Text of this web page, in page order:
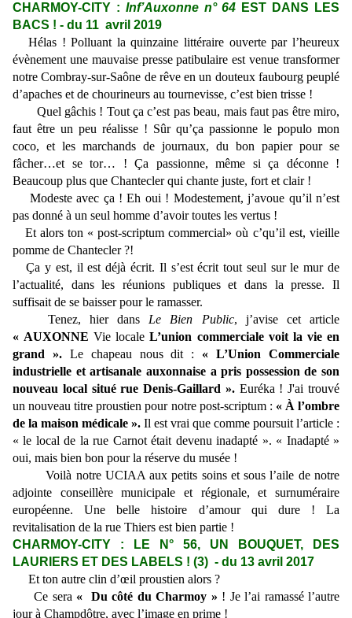
CHARMOY-CITY : Inf’Auxonne n° 64 EST DANS LES
BACS ! - du 11 avril 2019
Hélas ! Polluant la quinzaine littéraire ouverte par l’heureux
évènement une mauvaise presse patibulaire est venue transformer
notre Combray-sur-Saône de rêve en un douteux faubourg peuplé
d’apaches et de chourineurs au tournevisse, c’est bien trisse !
Quel gâchis ! Tout ça c’est pas beau, mais faut pas être miro,
faut être un peu réalisse ! Sûr qu’ça passionne le populo mon
coco, et les marchands de journaux, du bon papier pour se
fâcher…et se tor… ! Ça passionne, même si ça déconne !
Beaucoup plus que Chantecler qui chante juste, fort et clair !
Modeste avec ça ! Eh oui ! Modestement, j’avoue qu’il n’est
pas donné à un seul homme d’avoir toutes les vertus !
Et alors ton « post-scriptum commercial» où c’qu’il est, vieille
pomme de Chantecler ?!
Ça y est, il est déjà écrit. Il s’est écrit tout seul sur le mur de
l’actualité, dans les réunions publiques et dans la presse. Il
suffisait de se baisser pour le ramasser.
Tenez, hier dans Le Bien Public, j’avise cet article
« AUXONNEVie localeL’union commerciale voit la vie en
grand ». Le chapeau nous dit : « L’Union Commerciale
industrielle et artisanale auxonnaise a pris possession de son
nouveau local situé rue Denis-Gaillard ». Euréka ! J'ai trouvé
un nouveau titre proustien pour notre post-scriptum : « À l’ombre
de la maison médicale ». Il est vrai que comme poursuit l’article :
« le local de la rue Carnot était devenu inadapté ». « Inadapté »
oui, mais bien bon pour la réserve du musée !
Voilà notre UCIAA aux petits soins et sous l’aile de notre
adjointe conseillère municipale et régionale, et surnuméraire
européenne. Une belle histoire d’amour qui dure ! La
revitalisation de la rue Thiers est bien partie !
CHARMOY-CITY : LE N° 56, UN BOUQUET, DES
LAURIERS ET DES LABELS ! (3) - du 13 avril 2017
Et ton autre clin d’œil proustien alors ?
Ce sera « Du côté du Charmoy » ! Je l’ai ramassé l’autre
jour à Champdôtre, avec l’image en prime !